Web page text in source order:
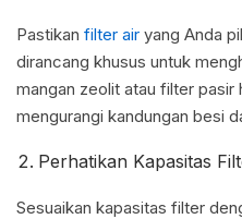
Pastikan filter air yang Anda
dirancang khusus untuk
mangan zeolit atau filter
mengurangi kandungan besi
Perhatikan Kapasitas
Sesuaikan kapasitas filter